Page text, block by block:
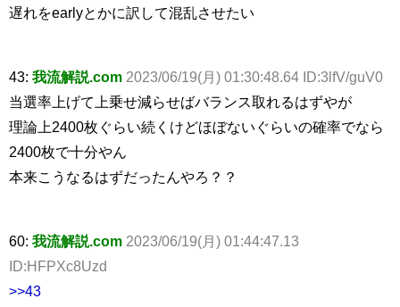
遅れをearlyとかに訳して混乱させたい
43: 我流解説.com 2023/06/19(月) 01:30:48.64 ID:3lfV/guV0
当選率上げて上乗せ減らせばバランス取れるはずやが
理論上2400枚ぐらい続くけどほぼないぐらいの確率でなら
2400枚で十分やん
本来こうなるはずだったんやろ？？
60: 我流解説.com 2023/06/19(月) 01:44:47.13
ID:HFPXc8Uzd
>>43